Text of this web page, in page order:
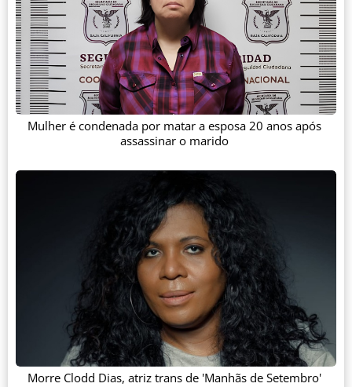
Mulher é condenada por matar a esposa 20 anos após
assassinar o marido
Morre Clodd Dias, atriz trans de 'Manhãs de Setembro'